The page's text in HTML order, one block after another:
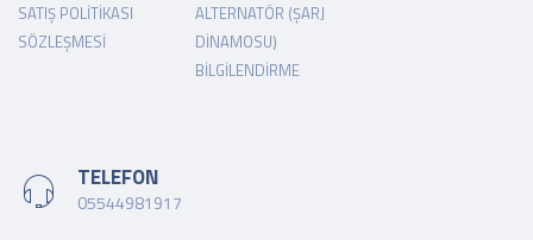
SATIŞ POLITIKASI
SÖZLEŞMESI
ALTERNATÖR (ŞARJ
DINAMOSU)
BILGILENDIRME
TELEFON
05544981917